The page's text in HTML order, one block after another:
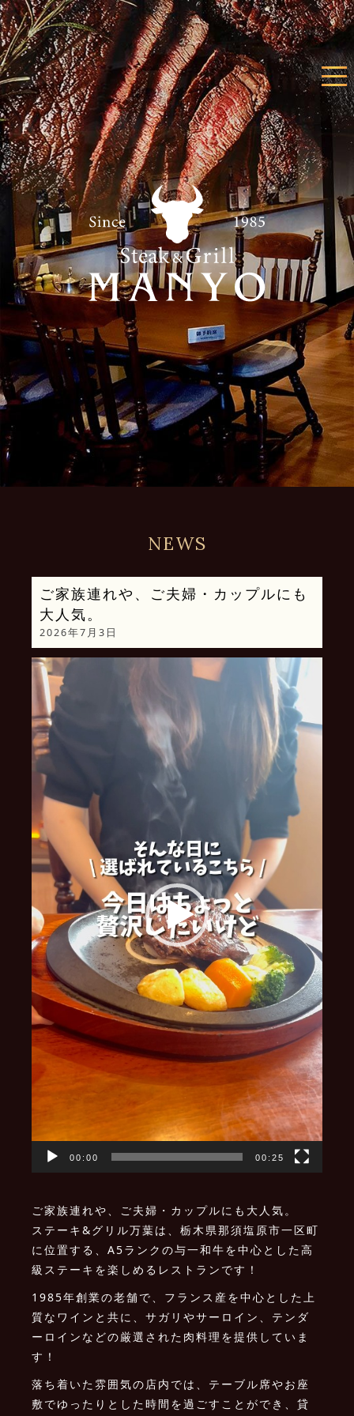
NEWS
ご家族連れや、ご夫婦・カップルにも
大人気。
2026年7月3日
動
画
プ
レ
ー
ヤ
ー
00:00 00:25
ご家族連れや、ご夫婦・カップルにも大人気。
ステーキ&グリル万葉は、栃木県那須塩原市一区町
に位置する、A5ランクの与一和牛を中心とした高
級ステーキを楽しめるレストランです！
1985年創業の老舗で、フランス産を中心とした上
質なワインと共に、サガリやサーロイン、テンダ
ーロインなどの厳選された肉料理を提供していま
す！
落ち着いた雰囲気の店内では、テーブル席やお座
敷でゆったりとした時間を過ごすことができ、貸